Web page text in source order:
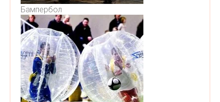
Бампербол